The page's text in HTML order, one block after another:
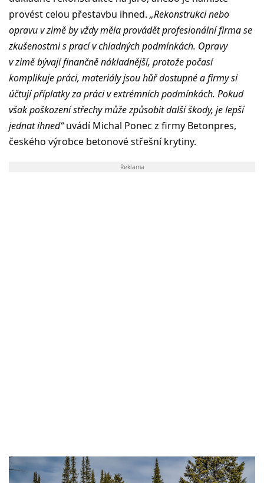
provést celou přestavbu ihned. „Rekonstrukci nebo
opravu v zimě by vždy měla provádět profesionální firma se
zkušenostmi s prací v chladných podmínkách. Opravy
v zimě bývají finančně nákladnější, protože počasí
komplikuje práci, materiály jsou hůř dostupné a firmy si
účtují příplatky za práci v extrémních podmínkách. Pokud
však poškození střechy může způsobit další škody, je lepší
jednat ihned“uvádí Michal Ponec z firmy Betonpres,
českého výrobce betonové střešní krytiny.
Reklama